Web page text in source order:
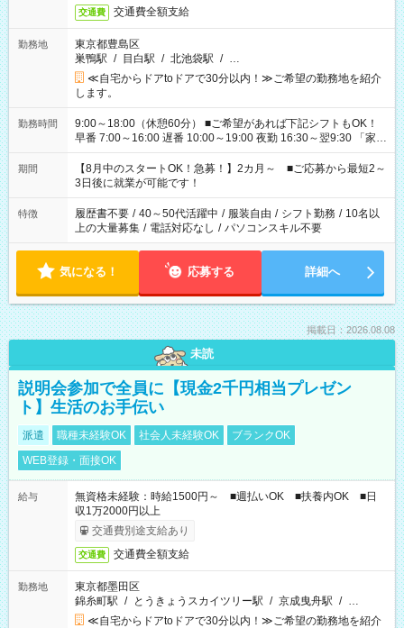
交通費 交通費全額支給
勤務地
東京都豊島区
巣鴨駅 / 目白駅 / 北池袋駅 / …
≪自宅からドアtoドアで30分以内！≫ご希望の勤務地を紹介
します。
勤務時間
9:00～18:00（休憩60分） ■ご希望があれば下記シフトもOK！
早番 7:00～16:00 遅番 10:00～19:00 夜勤 16:30～翌9:30 「家族
と休みを合わせたい」 「余裕を持って夕飯の準備がしたい」
「できれば残業はしたくない」 など、ご希望を教えてください
ね。 ※Wワーク希望の方へ 今ご覧のお仕事で希望する勤務時間
と、もう1つのお仕事の勤務時間。 合計で週40時間を超える場
合は応募できません。
期間
【8月中のスタートOK！急募！】2カ月～ ■ご応募から最短2～
3日後に就業が可能です！
特徴 履歴書不要 / 40～50代活躍中 / 服装自由 / シフト勤務 / 10名以
上の大量募集 / 電話対応なし / パソコンスキル不要
気になる！ 応募する 詳細へ
掲載日：2026.08.08
未読
説明会参加で全員に【現金2千円相当プレゼン
ト】生活のお手伝い
派遣 職種未経験OK 社会人未経験OK
ブランクOK
WEB登録・面接OK
給与
無資格未経験：時給1500円～ ■週払いOK ■扶養内OK ■日
収1万2000円以上
交通費別途支給あり
交通費 交通費全額支給
勤務地
東京都墨田区
錦糸町駅 / とうきょうスカイツリー駅 / 京成曳舟駅 / …
≪自宅からドアtoドアで30分以内！≫ご希望の勤務地を紹介